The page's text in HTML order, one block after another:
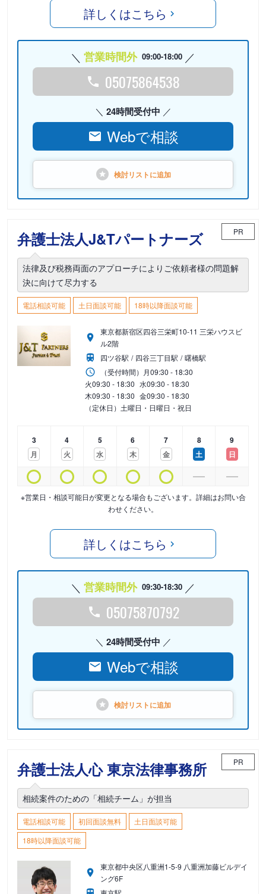
詳しくはこちら
営業時間外 09:00-18:00
05075864538
24時間受付中
Webで相談
検討リストに追加
弁護士法人J&Tパートナーズ PR
法律及び税務両面のアプローチによりご依頼者様の問題解
決に向けて尽力する
電話相談可能 土日面談可能 18時以降面談可能
東京都新宿区四谷三栄町10-11 三栄ハウスビ
ル2階
四ツ谷駅
四谷三丁目駅
曙橋駅
（受付時間） 月09:30 - 18:30
火09:30 - 18:30 水09:30 - 18:30
木09:30 - 18:30 金09:30 - 18:30
（定休日）土曜日・日曜日・祝日
3
月
4
火
5
水
6
木
7
金
8
土
9
日
※営業日・相談可能日が変更となる場合もございます。詳細はお問い合
わせください。
詳しくはこちら
営業時間外 09:30-18:30
05075870792
24時間受付中
Webで相談
検討リストに追加
弁護士法人心 東京法律事務所 PR
相続案件のための「相続チーム」が担当
電話相談可能 初回面談無料
土日面談可能
18時以降面談可能
東京都中央区八重洲1-5-9 八重洲加藤ビルデイ
ング6F